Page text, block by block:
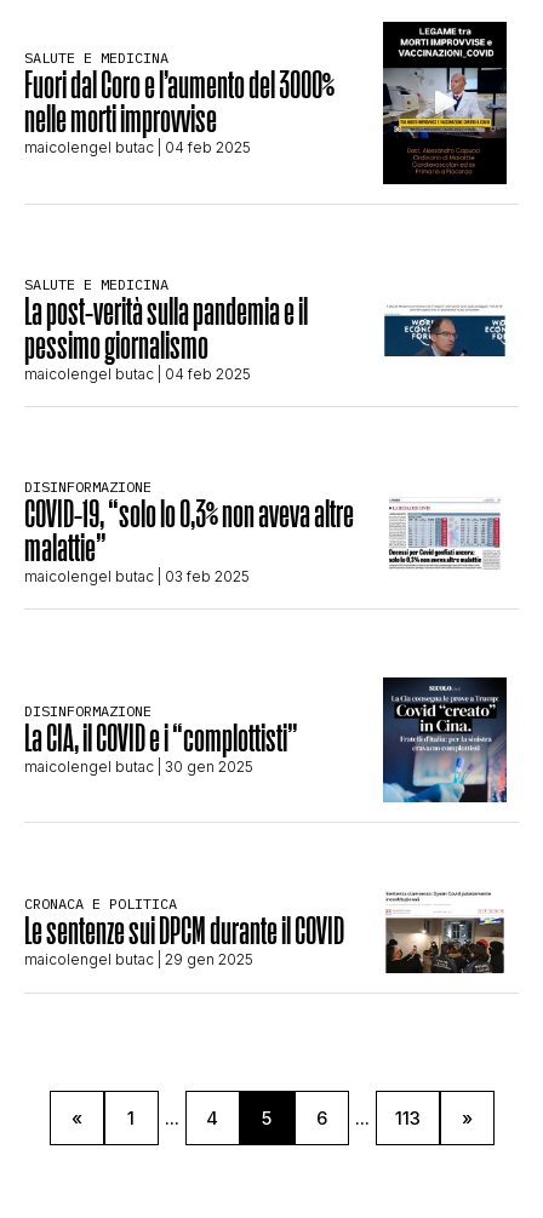
TRUFFE E SOCIAL NETWORK
CLIMA ED ENERGIA
CHI SIAMO
SALUTE E MEDICINA
Fuori dal Coro e l’aumento del 3000%
nelle morti improvvise
maicolengel butac | 04 feb 2025
SALUTE E MEDICINA
La post-verità sulla pandemia e il
pessimo giornalismo
maicolengel butac | 04 feb 2025
DISINFORMAZIONE
COVID-19, “solo lo 0,3% non aveva altre
malattie”
maicolengel butac | 03 feb 2025
DISINFORMAZIONE
La CIA, il COVID e i “complottisti”
maicolengel butac | 30 gen 2025
CRONACA E POLITICA
Le sentenze sui DPCM durante il COVID
maicolengel butac | 29 gen 2025
« 1 ... 4 5 6 ... 113 »